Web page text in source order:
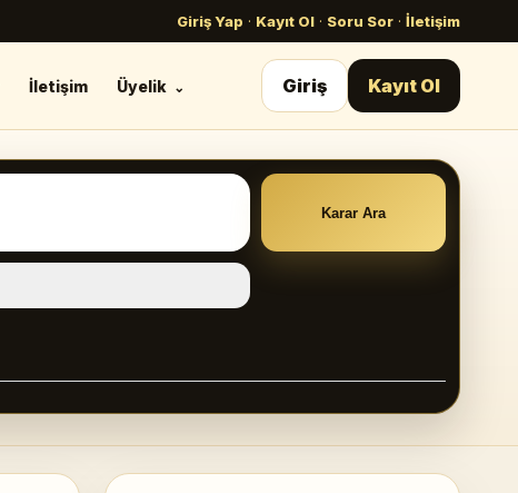
Giriş Yap · Kayıt Ol · Soru Sor · İletişim
İletişim Üyelik Giriş Kayıt Ol
Karar Ara